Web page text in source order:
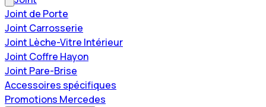
Joint de Porte
Joint Carrosserie
Joint Lèche-Vitre Intérieur
Joint Coffre Hayon
Joint Pare-Brise
Accessoires spécifiques
Promotions Mercedes